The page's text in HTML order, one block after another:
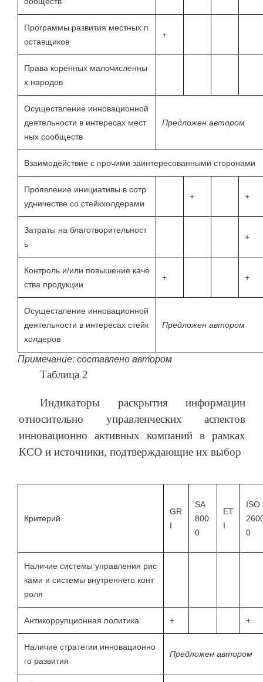
Программы развития местных п
оставщиков
+
Права коренных малочисленны
х народов
Осуществление инновационной
деятельности в интересах мест
ных сообществ
Предложен автором
Взаимодействие с прочими заинтересованными сторонами
Проявление инициативы в сотр
удничестве со стейкхолдерами
+ +
Затраты на благотворительност
ь
+
Контроль и/или повышение каче
ства продукции
+ +
Осуществление инновационной
деятельности в интересах стейк
холдеров
Предложен автором
Примечание: составлено автором
Таблица 2
Индикаторы раскрытия информации
относительно управленческих аспектов
инновационно активных компаний в рамках
КСО и источники, подтверждающие их выбор
Критерий
GR
I
SA
800
0
ET
I
ISO
0
Наличие системы управления рис
ками и системы внутреннего конт
роля
Антикоррупционная политика + +
Наличие стратегии инновационно
го развития
Предложен автором